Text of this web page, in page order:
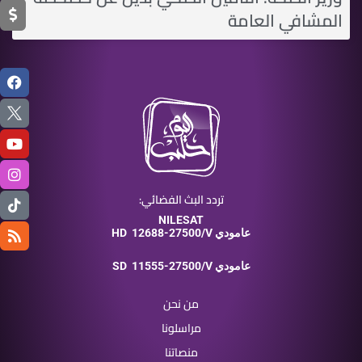
المشافي العامة
تردد البث الفضائي:
NILESAT
HD
12688-27500/V عامودي
SD 11555-27500/V عامودي
من نحن
مراسلونا
منصاتنا